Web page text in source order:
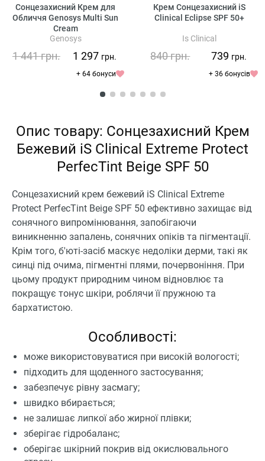
Сонцезахисний Крем для
Обличчя Genosys Multi Sun
Cream
Genosys
1 441грн. 1 297 грн.
+ 64 бонуси
Крем Сонцезахисний iS
Clinical Eclipse SPF 50+
Is Clinical
840грн. 739 грн.
+ 36 бонусів
Опис товару: Сонцезахисний Крем
Бежевий iS Clinical Extreme Protect
PerfecTint Beige SPF 50
Сонцезахисний крем бежевий iS Clinical Extreme
Protect PerfecTint Beige SPF 50 ефективно захищає від
сонячного випромінювання, запобігаючи
виникненню запалень, сонячних опіків та пігментації.
Крім того, б'юті-засіб маскує недоліки дерми, такі як
синці під очима, пігментні плями, почервоніння. При
цьому продукт природним чином відновлює та
покращує тонус шкіри, роблячи її пружною та
бархатистою.
Особливості:
може використовуватися при високій вологості;
підходить для щоденного застосування;
забезпечує рівну засмагу;
швидко вбирається;
не залишає липкої або жирної плівки;
зберігає гідробаланс;
оберігає шкірний покрив від окислювального